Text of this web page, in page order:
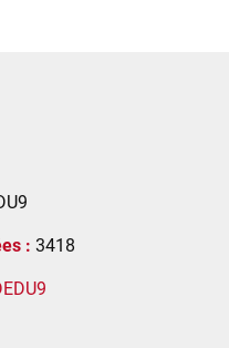
: 3418